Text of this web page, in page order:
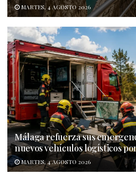
MARTES, 4 AGOSTO 2026
Málaga refuerza sus
nuevos vehículos logísticos
MARTES, 4 AGOSTO 2026